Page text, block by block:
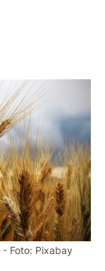
Foto: Pixabay